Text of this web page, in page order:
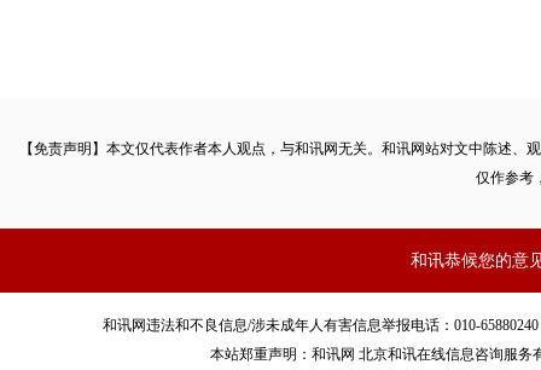
【免责声明】本文仅代表作者本人观点，与和讯网无关。和讯网站对文中陈述
仅作参考
和讯恭候您的意
和讯网违法和不良信息/涉未成年人有害信息举报电话：010-
本站郑重声明：和讯网 北京和讯在线信息咨询服